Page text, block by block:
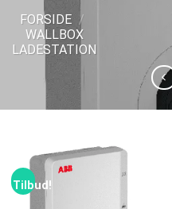
FORSIDE /
WALLBOX
LADESTATION
Tilbud!